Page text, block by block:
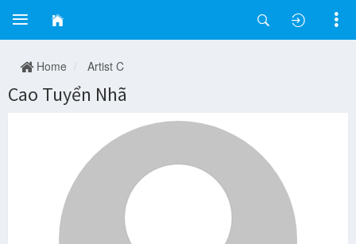
Home Artist C
Cao Tuyển Nhã